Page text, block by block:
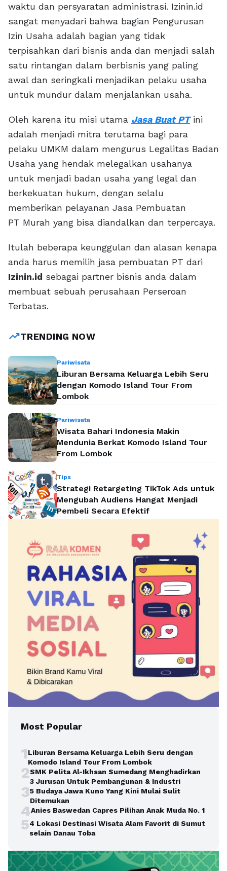
waktu dan persyaratan administrasi. Izinin.id
sangat menyadari bahwa bagian Pengurusan
Izin Usaha adalah bagian yang tidak
terpisahkan dari bisnis anda dan menjadi salah
satu rintangan dalam berbisnis yang paling
awal dan seringkali menjadikan pelaku usaha
untuk mundur dalam menjalankan usaha.
Oleh karena itu misi utama Jasa Buat PTini
adalah menjadi mitra terutama bagi para
pelaku UMKM dalam mengurus Legalitas Badan
Usaha yang hendak melegalkan usahanya
untuk menjadi badan usaha yang legal dan
berkekuatan hukum, dengan selalu
memberikan pelayanan Jasa Pembuatan
PT Murah yang bisa diandalkan dan terpercaya.
Itulah beberapa keunggulan dan alasan kenapa
anda harus memilih jasa pembuatan PT dari
Izinin.id sebagai partner bisnis anda dalam
membuat sebuah perusahaan Perseroan
Terbatas.
trending_upTRENDING NOW
Pariwisata
Liburan Bersama Keluarga Lebih Seru
dengan Komodo Island Tour From
Lombok
Pariwisata
Wisata Bahari Indonesia Makin
Mendunia Berkat Komodo Island Tour
From Lombok
Tips
Strategi Retargeting TikTok Ads untuk
Mengubah Audiens Hangat Menjadi
Pembeli Secara Efektif
Most Popular
1Liburan Bersama Keluarga Lebih Seru dengan
Komodo Island Tour From Lombok
2SMK Pelita Al-Ikhsan Sumedang Menghadirkan
3 Jurusan Untuk Pembangunan & Industri
35 Budaya Jawa Kuno Yang Kini Mulai Sulit
Ditemukan
4Anies Baswedan Capres Pilihan Anak Muda No. 1
54 Lokasi Destinasi Wisata Alam Favorit di Sumut
selain Danau Toba